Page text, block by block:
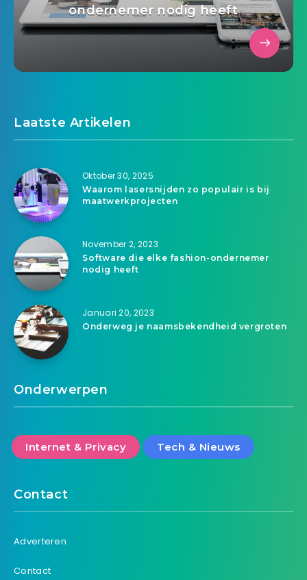
ondernemer nodig heeft
Laatste Artikelen
Oktober 30, 2025
Waarom lasersnijden zo populair is bij
maatwerkprojecten
November 2, 2023
Software die elke fashion-ondernemer
nodig heeft
Januari 20, 2023
Onderweg je naamsbekendheid vergroten
Onderwerpen
Internet & Privacy Tech & Nieuws
Contact
Adverteren
Contact